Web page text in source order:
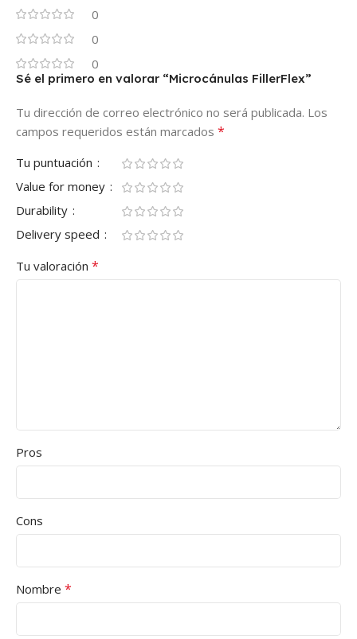
0
0
0
Sé el primero en valorar “Microcánulas FillerFlex”
Tu dirección de correo electrónico no será publicada. Los
campos requeridos están marcados *
Tu puntuación
Value for money
Durability
Delivery speed
Tu valoración *
Pros
Cons
Nombre *